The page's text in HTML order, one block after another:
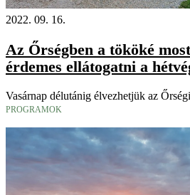
2022. 09. 16.
Az Őrségben a tököké
érdemes ellátogatni a
Vasárnap délutánig élvezhetjük az
PROGRAMOK